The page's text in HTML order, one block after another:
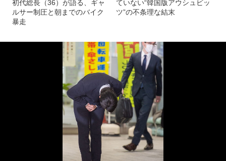
初代総長（36）が語る、ギャ
ルサー制圧と朝までのバイク
暴走
ていない“韓国版アウシュビッ
ツ”の不条理な結末